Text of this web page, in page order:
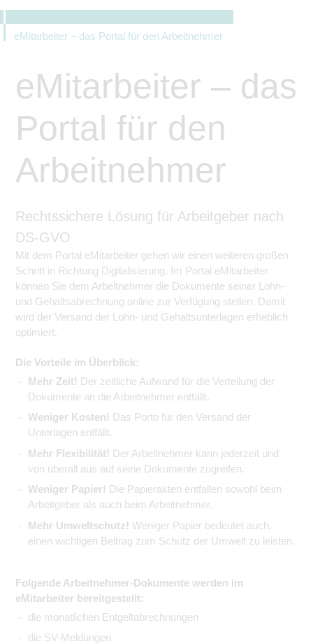
eMitarbeiter – das Portal für den Arbeitnehmer
eMitarbeiter – das
Portal für den
Arbeitnehmer
Rechtssichere Lösung für Arbeitgeber nach
DS-GVO
Mit dem Portal eMitarbeiter gehen wir einen weiteren großen
Schritt in Richtung Digitalisierung. Im Portal eMitarbeiter
können Sie dem Arbeitnehmer die Dokumente seiner Lohn-
und Gehaltsabrechnung online zur Verfügung stellen. Damit
wird der Versand der Lohn- und Gehaltsunterlagen erheblich
optimiert.
Die Vorteile im Überblick:
Mehr Zeit! Der zeitliche Aufwand für die Verteilung der
Dokumente an die Arbeitnehmer entfällt.
Weniger Kosten! Das Porto für den Versand der
Unterlagen entfällt.
Mehr Flexibilität! Der Arbeitnehmer kann jederzeit und
von überall aus auf seine Dokumente zugreifen.
Weniger Papier! Die Papierakten entfallen sowohl beim
Arbeitgeber als auch beim Arbeitnehmer.
Mehr Umweltschutz! Weniger Papier bedeutet auch,
einen wichtigen Beitrag zum Schutz der Umwelt zu leisten.
Folgende Arbeitnehmer-Dokumente werden im
eMitarbeiter bereitgestellt:
die monatlichen Entgeltabrechnungen
die SV-Meldungen